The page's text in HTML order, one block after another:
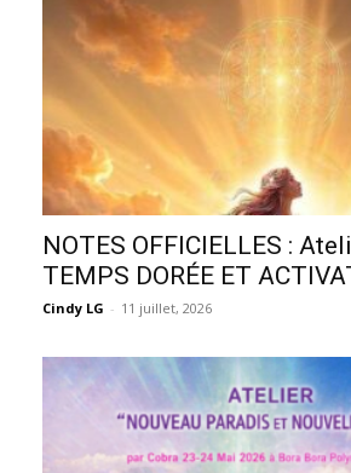
NOTES OFFICIELLES :
TEMPS DORÉE ET
Cindy LG - 11 juillet, 2026